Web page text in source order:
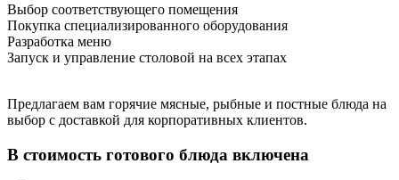
Выбор соответствующего помещения
Покупка специализированного оборудования
Разработка меню
Запуск и управление столовой на всех этапах
Предлагаем вам горячие мясные, рыбные и постные блюда на
выбор с доставкой для корпоративных клиентов.
В стоимость готового блюда включена